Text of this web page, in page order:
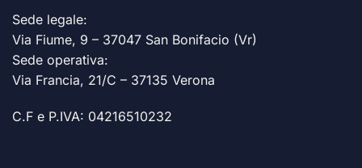
Sede legale:
Via Fiume, 9 – 37047 San Bonifacio (Vr)
Sede operativa:
Via Francia, 21/C – 37135 Verona
C.F e P.IVA: 04216510232